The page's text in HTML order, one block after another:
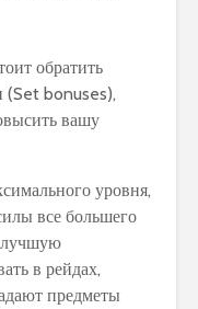
обратить
(Set bonuses),
вашу
уровня,
все большего
лучшую
в рейдах,
предметы